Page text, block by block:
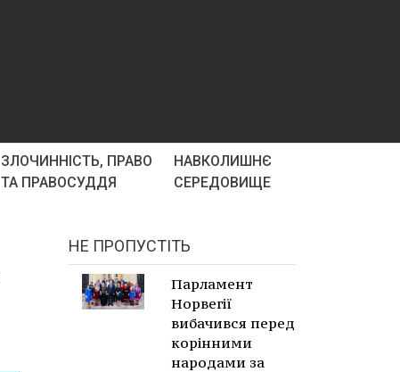
ЗЛОЧИННІСТЬ, ПРАВО
ТА ПРАВОСУДДЯ
НАВКОЛИШНЄ
СЕРЕДОВИЩЕ
НЕ ПРОПУСТІТЬ
Парламент
Норвегії
вибачився перед
корінними
народами за